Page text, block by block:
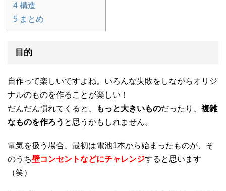
4 構造
5 まとめ
目的
自作って楽しいですよね。いろんな失敗をしながらオリジ
ナルのものを作ることが楽しい！
だんだん慣れてくると、
もっと大きいものだったり、 複雑
なものを作ろう と思うかもしれません。
電気を扱う場合、最初は電池1本から始まったものが、そ
のうち壁コンセントなどにチャレンジすると思います
（笑）